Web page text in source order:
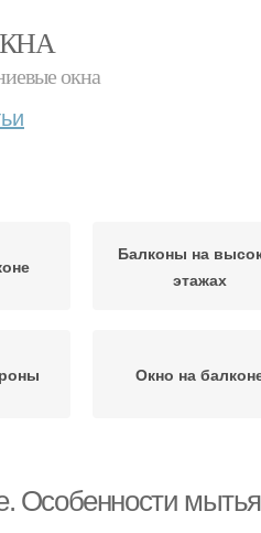
окна
Балконы на
этажах
Окно на
Особенности